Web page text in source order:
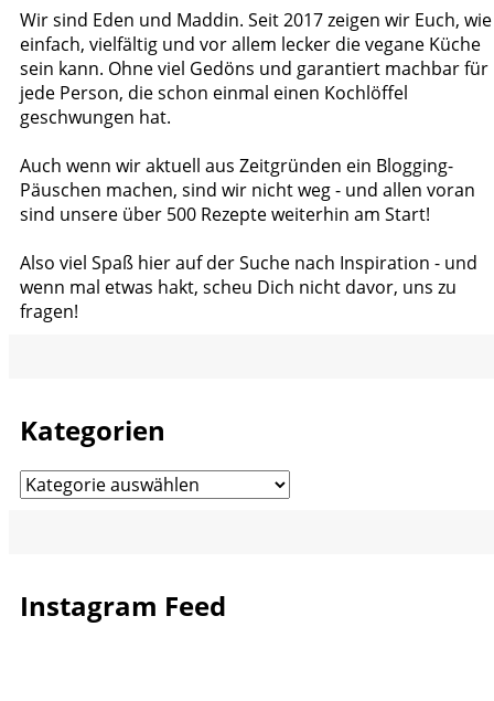
Wir sind Eden und Maddin. Seit 2017 zeigen wir Euch, wie
einfach, vielfältig und vor allem lecker die vegane Küche
sein kann. Ohne viel Gedöns und garantiert machbar für
jede Person, die schon einmal einen Kochlöffel
geschwungen hat.
Auch wenn wir aktuell aus Zeitgründen ein Blogging-
Päuschen machen, sind wir nicht weg - und allen voran
sind unsere über 500 Rezepte weiterhin am Start!
Also viel Spaß hier auf der Suche nach Inspiration - und
wenn mal etwas hakt, scheu Dich nicht davor, uns zu
fragen!
Kategorien
Kategorien
Instagram Feed